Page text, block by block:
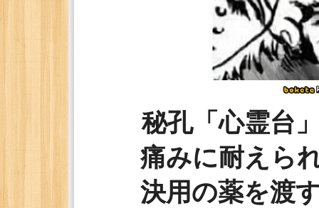
秘孔「心霊台
痛みに耐えら
決用の薬を渡